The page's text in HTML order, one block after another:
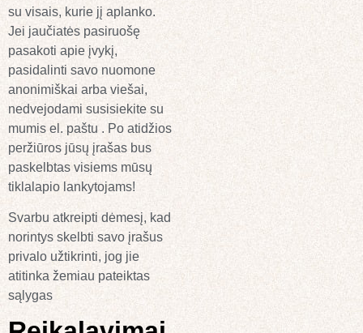
su visais, kurie jį aplanko.
Jei jaučiatės pasiruošę
pasakoti apie įvykį,
pasidalinti savo nuomone
anonimiškai arba viešai,
nedvejodami susisiekite su
mumis el. paštu . Po atidžios
peržiūros jūsų įrašas bus
paskelbtas visiems mūsų
tiklalapio lankytojams!
Svarbu atkreipti dėmesį, kad
norintys skelbti savo įrašus
privalo užtikrinti, jog jie
atitinka žemiau pateiktas
sąlygas